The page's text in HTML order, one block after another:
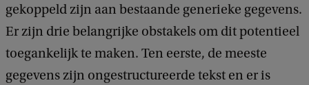
gekoppeld zijn aan bestaande generieke gegevens.
Er zijn drie belangrijke obstakels om dit potentieel
toegankelijk te maken. Ten eerste, de meeste
gegevens zijn ongestructureerde tekst en er is